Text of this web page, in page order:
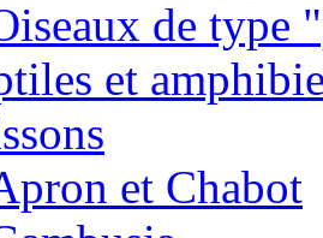
de type
et
et Chabot